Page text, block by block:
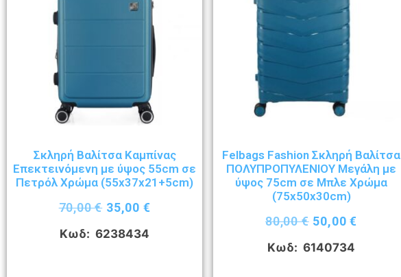
Σκληρή Βαλίτσα Καμπίνας
Επεκτεινόμενη με ύψος 55cm σε
Πετρόλ Χρώμα (55x37x21+5cm)
70,00€ 35,00 €
Κωδ: 6238434
Felbags Fashion Σκληρή Βαλίτσα
ΠΟΛΥΠΡΟΠΥΛΕΝΙΟΥ Μεγάλη με
ύψος 75cm σε Μπλε Χρώμα
(75x50x30cm)
80,00€ 50,00€
Κωδ: 6140734